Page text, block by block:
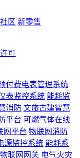
区 新零售
可
付费电表管理系统
表监控系统 能耗监
消防 文旅古建智慧
平台 可燃气体在线
网平台 物联网消防
源监控系统 能耗系
物联网网关 电气火灾